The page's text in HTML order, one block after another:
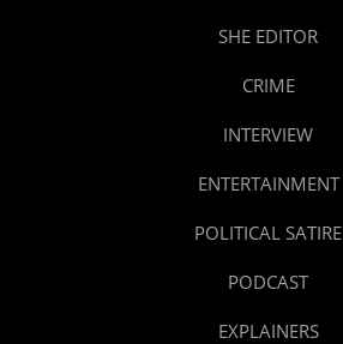
SHE EDITOR
CRIME
INTERVIEW
ENTERTAINMENT
POLITICAL SATIRE
PODCAST
EXPLAINERS